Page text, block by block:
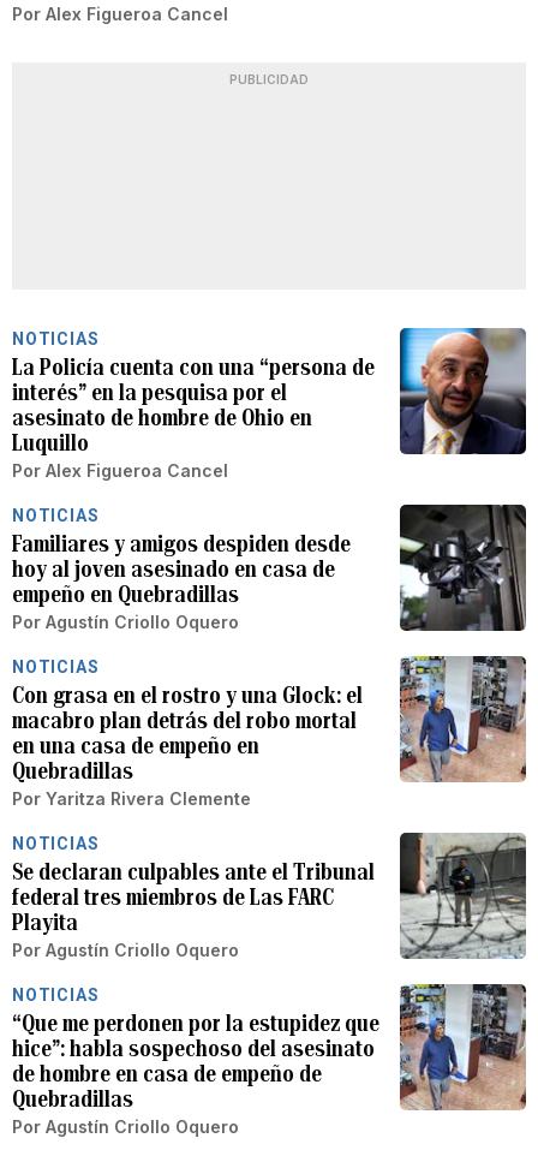
Por Alex Figueroa Cancel
PUBLICIDAD
NOTICIAS
La Policía cuenta con una “persona de
interés” en la pesquisa por el
asesinato de hombre de Ohio en
Luquillo
Por Alex Figueroa Cancel
NOTICIAS
Familiares y amigos despiden desde
hoy al joven asesinado en casa de
empeño en Quebradillas
Por Agustín Criollo Oquero
NOTICIAS
Con grasa en el rostro y una Glock: el
macabro plan detrás del robo mortal
en una casa de empeño en
Quebradillas
Por Yaritza Rivera Clemente
NOTICIAS
Se declaran culpables ante el Tribunal
federal tres miembros de Las FARC
Playita
Por Agustín Criollo Oquero
NOTICIAS
“Que me perdonen por la estupidez que
hice”: habla sospechoso del asesinato
de hombre en casa de empeño de
Quebradillas
Por Agustín Criollo Oquero